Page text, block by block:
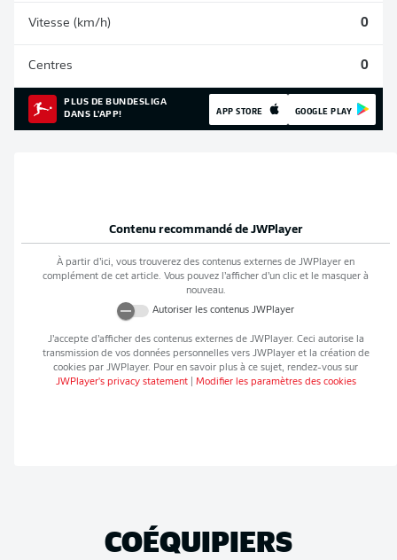
Vitesse (km/h) 0
Centres 0
PLUS DE BUNDESLIGA
DANS L'APP!
APP STORE GOOGLE PLAY
Contenu recommandé de JWPlayer
À partir d’ici, vous trouverez des contenus externes de JWPlayer en
complément de cet article. Vous pouvez l’afficher d’un clic et le masquer à
nouveau.
Autoriser les contenus JWPlayer
J’accepte d’afficher des contenus externes de JWPlayer. Ceci autorise la
transmission de vos données personnelles vers JWPlayeret la création de
cookies par JWPlayer. Pour en savoir plus à ce sujet, rendez-vous sur
JWPlayer's privacy statement| Modifier les paramètres des cookies
COÉQUIPIERS